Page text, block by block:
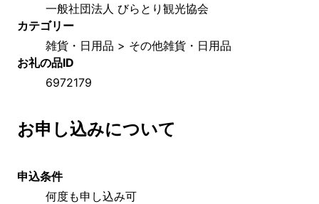
一般社団法人 びらとり観光協会
カテゴリー
雑貨・日用品 > その他雑貨・日用品
お礼の品ID
6972179
お申し込みについて
申込条件
何度も申し込み可